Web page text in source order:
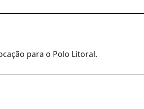
para o Polo Litoral.